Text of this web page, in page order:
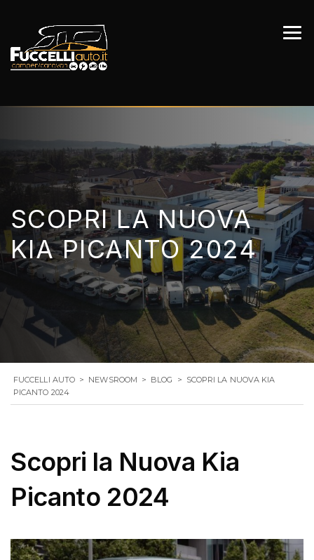
SCOPRI LA NUOVA
KIA PICANTO 2024
FUCCELLI AUTO > NEWSROOM > BLOG > SCOPRI LA NUOVA KIA
PICANTO 2024
Scopri la Nuova Kia
Picanto 2024